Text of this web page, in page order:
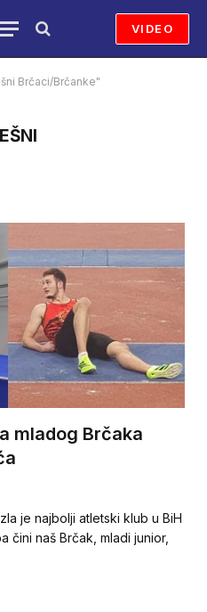
VIDEO
Brčaci/Brčanke"
mladog Brčaka
je najbolji atletski klub u BiH
naš Brčak, mladi junior,